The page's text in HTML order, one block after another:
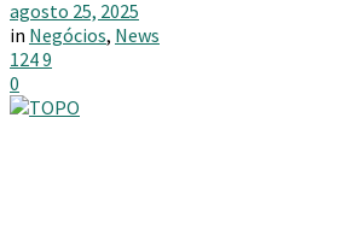
agosto 25, 2025
in Negócios, News
1249
0